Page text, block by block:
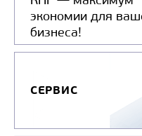
МУСОРОВОЗ
NEXT
экономии для
бизнеса!
СЕРВИС